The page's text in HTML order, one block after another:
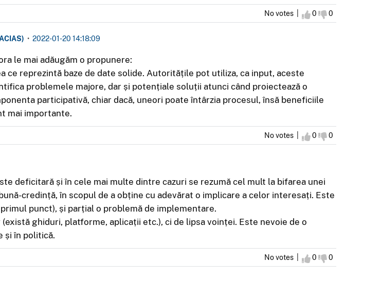
No votes | I agree
0 I disagree
0
• 2022-01-20 14:18:09
le mai adăugăm o propunere:
ce reprezintă baze de date solide. Autoritățile pot utiliza, ca input, aceste
problemele majore, dar și potențiale soluții atunci când proiectează o
participativă, chiar dacă, uneori poate întârzia procesul, însă beneficiile
mai importante.
No votes | I agree
0 I disagree
0
deficitară și în cele mai multe dintre cazuri se rezumă cel mult la bifarea unei
credință, în scopul de a obține cu adevărat o implicare a celor interesați. Este
punct), și parțial o problemă de implementare.
ghiduri, platforme, aplicații etc.), ci de lipsa voinței. Este nevoie de o
și în politică.
No votes | I agree
0 I disagree
0